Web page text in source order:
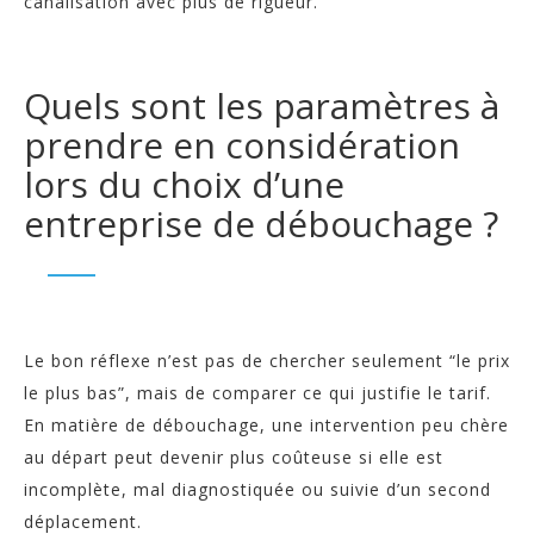
Quels sont les paramètres à
prendre en considération
lors du choix d’une
entreprise de débouchage ?
Le bon réflexe n’est pas de chercher seulement “le prix
le plus bas”, mais de comparer ce qui justifie le tarif.
En matière de débouchage, une intervention peu chère
au départ peut devenir plus coûteuse si elle est
incomplète, mal diagnostiquée ou suivie d’un second
déplacement.